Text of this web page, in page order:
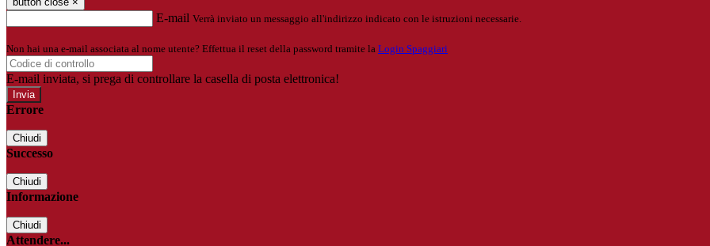
E-mail Verrà inviato un messaggio all'indirizzo indicato con le istruzioni necessarie.
Non hai una e-mail associata al nome utente? Effettua il reset della password tramite la Login Spaggiari
E-mail inviata, si prega di controllare la casella di posta elettronica!
Errore
Chiudi
Successo
Chiudi
Informazione
Chiudi
Attendere...